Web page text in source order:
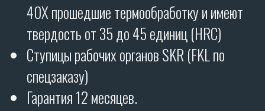
РОТАЦИОННЫЕ БОРОНЫ
CARBONОТЗЫВЫ